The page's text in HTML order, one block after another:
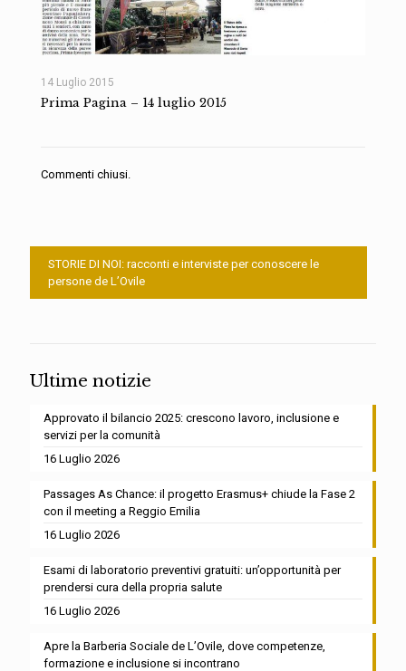
14 Luglio 2015
Prima Pagina – 14 luglio 2015
Commenti chiusi.
STORIE DI NOI: racconti e interviste per conoscere le
persone de L’Ovile
Ultime notizie
Approvato il bilancio 2025: crescono lavoro, inclusione e
servizi per la comunità
16 Luglio 2026
Passages As Chance: il progetto Erasmus+ chiude la Fase 2
con il meeting a Reggio Emilia
16 Luglio 2026
Esami di laboratorio preventivi gratuiti: un’opportunità per
prendersi cura della propria salute
16 Luglio 2026
Apre la Barberia Sociale de L’Ovile, dove competenze,
formazione e inclusione si incontrano